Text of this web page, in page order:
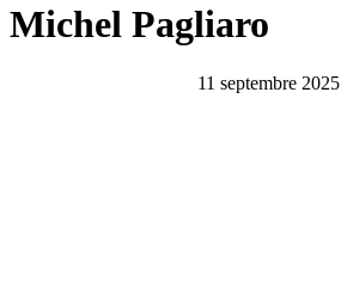
Michel Pagliaro
11 septembre 2025